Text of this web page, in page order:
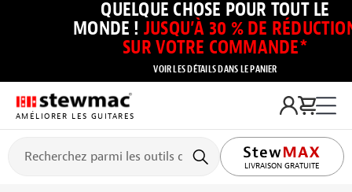
QUELQUE CHOSE POUR TOUT LE
MONDE ! JUSQU’À 30 % DE
SUR VOTRE COMMANDE*
VOIR LES DÉTAILS DANS LE PANIER
AMÉLIORER LES GUITARES
LIVRAISON GRATUITE